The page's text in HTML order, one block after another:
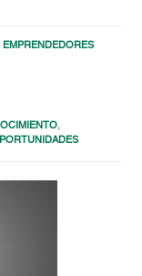
EMPRENDEDORES
,